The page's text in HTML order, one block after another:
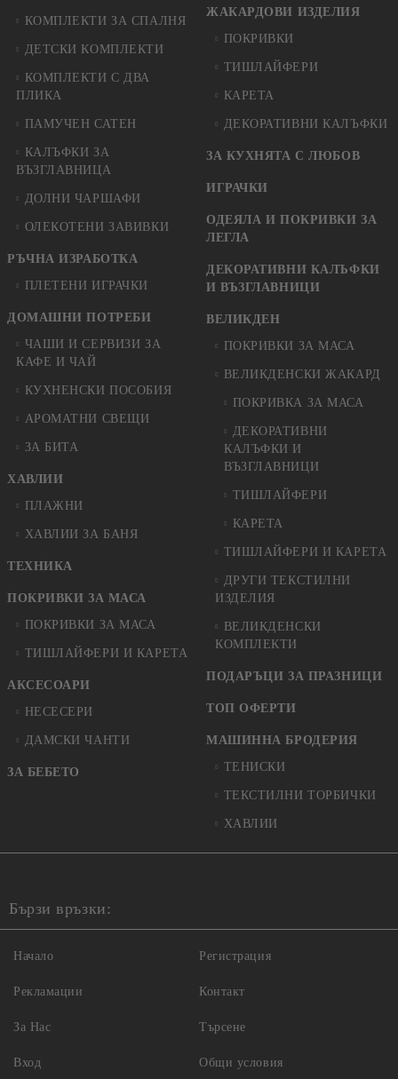
КОМПЛЕКТИ ЗА СПАЛНЯ
ДЕТСКИ КОМПЛЕКТИ
КОМПЛЕКТИ С ДВА
ПЛИКА
ПАМУЧЕН САТЕН
КАЛЪФКИ ЗА
ВЪЗГЛАВНИЦА
ДОЛНИ ЧАРШАФИ
ОЛЕКОТЕНИ ЗАВИВКИ
РЪЧНА ИЗРАБОТКА
ПЛЕТЕНИ ИГРАЧКИ
ДОМАШНИ ПОТРЕБИ
ЧАШИ И СЕРВИЗИ ЗА
КАФЕ И ЧАЙ
КУХНЕНСКИ ПОСОБИЯ
АРОМАТНИ СВЕЩИ
ЗА БИТА
ХАВЛИИ
ПЛАЖНИ
ХАВЛИИ ЗА БАНЯ
ТЕХНИКА
ПОКРИВКИ ЗА МАСА
ПОКРИВКИ ЗА МАСА
ТИШЛАЙФЕРИ И КАРЕТА
АКСЕСОАРИ
НЕСЕСЕРИ
ДАМСКИ ЧАНТИ
ЗА БЕБЕТО
ЖАКАРДОВИ ИЗДЕЛИЯ
ПОКРИВКИ
ТИШЛАЙФЕРИ
КАРЕТА
ДЕКОРАТИВНИ КАЛЪФКИ
ЗА КУХНЯТА С ЛЮБОВ
ИГРАЧКИ
ОДЕЯЛА И ПОКРИВКИ ЗА
ЛЕГЛА
ДЕКОРАТИВНИ КАЛЪФКИ
И ВЪЗГЛАВНИЦИ
ВЕЛИКДЕН
ПОКРИВКИ ЗА МАСА
ВЕЛИКДЕНСКИ ЖАКАРД
ПОКРИВКА ЗА МАСА
ДЕКОРАТИВНИ
КАЛЪФКИ И
ВЪЗГЛАВНИЦИ
ТИШЛАЙФЕРИ
КАРЕТА
ТИШЛАЙФЕРИ И КАРЕТА
ДРУГИ ТЕКСТИЛНИ
ИЗДЕЛИЯ
ВЕЛИКДЕНСКИ
КОМПЛЕКТИ
ПОДАРЪЦИ ЗА ПРАЗНИЦИ
ТОП ОФЕРТИ
МАШИННА БРОДЕРИЯ
ТЕНИСКИ
ТЕКСТИЛНИ ТОРБИЧКИ
ХАВЛИИ
Бързи връзки:
Начало
Рекламации
За Нас
Вход
Регистрация
Контакт
Търсене
Общи условия